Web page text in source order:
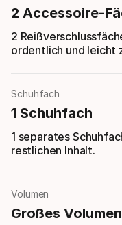
2 Accessoire-
2
ordentlich und leicht
Schuhfach
1 Schuhfach
1 separates
restlichen Inhalt.
Volumen
Großes Volumen